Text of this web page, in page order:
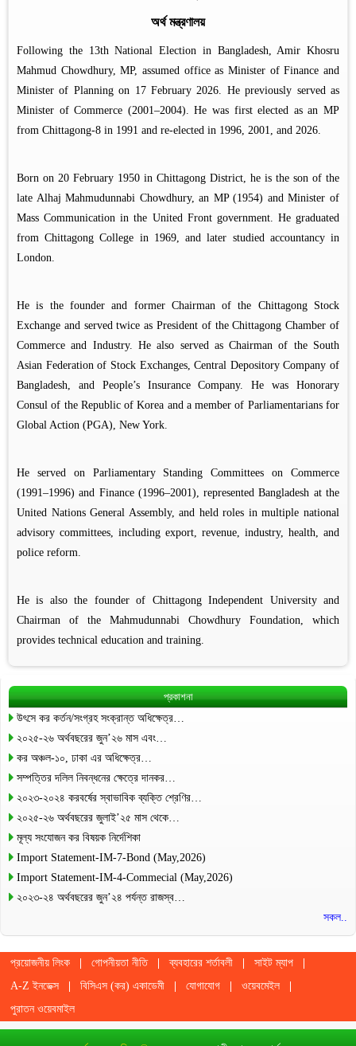
অর্থ মন্ত্রণালয়
Following the 13th National Election in Bangladesh, Amir Khosru
Mahmud Chowdhury, MP, assumed office as Minister of Finance and
Minister of Planning on 17 February 2026. He previously served as
Minister of Commerce (2001–2004). He was first elected as an MP
from Chittagong-8 in 1991 and re-elected in 1996, 2001, and 2026.
Born on 20 February 1950 in Chittagong District, he is the son of the
late Alhaj Mahmudunnabi Chowdhury, an MP (1954) and Minister of
Mass Communication in the United Front government. He graduated
from Chittagong College in 1969, and later studied accountancy in
London.
He is the founder and former Chairman of the Chittagong Stock
Exchange and served twice as President of the Chittagong Chamber of
Commerce and Industry. He also served as Chairman of the South
Asian Federation of Stock Exchanges, Central Depository Company of
Bangladesh, and People’s Insurance Company. He was Honorary
Consul of the Republic of Korea and a member of Parliamentarians for
Global Action (PGA), New York.
He served on Parliamentary Standing Committees on Commerce
(1991–1996) and Finance (1996–2001), represented Bangladesh at the
United Nations General Assembly, and held roles in multiple national
advisory committees, including export, revenue, industry, health, and
police reform.
He is also the founder of Chittagong Independent University and
Chairman of the Mahmudunnabi Chowdhury Foundation, which
provides technical education and training.
প্রকাশনা
উৎসে কর কর্তন/সংগ্রহ সংক্রান্ত অধিক্ষেত্র…
২০২৫-২৬ অর্থবছরের জুন’২৬ মাস এবং…
কর অঞ্চল-১০, ঢাকা এর অধিক্ষেত্র…
সম্পত্তির দলিল নিবন্ধনের ক্ষেত্রে দানকর…
২০২৩-২০২৪ করবর্ষের স্বাভাবিক ব্যক্তি শ্রেণির…
২০২৫-২৬ অর্থবছরের জুলাই’২৫ মাস থেকে…
মূল্য সংযোজন কর বিষয়ক নির্দেশিকা
Import Statement-IM-7-Bond (May,2026)
Import Statement-IM-4-Commecial (May,2026)
২০২৩-২৪ অর্থবছরের জুন’২৪ পর্যন্ত রাজস্ব…
সকল..
প্রয়োজনীয় লিংক গোপনীয়তা নীতি ব্যবহারের শর্তাবলী
সাইট ম্যাপ
A-Z ইনডেক্স
বিসিএস (কর) একাডেমী যোগাযোগ
ওয়েবমেইল
পুরাতন ওয়েবমাইল